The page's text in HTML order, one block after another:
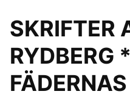
SKRIFTER
RYDBERG
FÄDERNAS